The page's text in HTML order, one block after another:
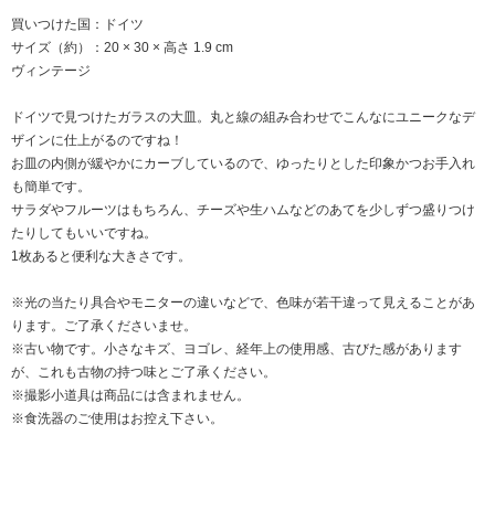
買いつけた国：ドイツ
サイズ（約）：20 × 30 × 高さ 1.9 cm
ヴィンテージ
ドイツで見つけたガラスの大皿。丸と線の組み合わせでこんなにユニークなデ
ザインに仕上がるのですね！
お皿の内側が緩やかにカーブしているので、ゆったりとした印象かつお手入れ
も簡単です。
サラダやフルーツはもちろん、チーズや生ハムなどのあてを少しずつ盛りつけ
たりしてもいいですね。
1枚あると便利な大きさです。
※光の当たり具合やモニターの違いなどで、色味が若干違って見えることがあ
ります。ご了承くださいませ。
※古い物です。小さなキズ、ヨゴレ、経年上の使用感、古びた感があります
が、これも古物の持つ味とご了承ください。
※撮影小道具は商品には含まれません。
※食洗器のご使用はお控え下さい。